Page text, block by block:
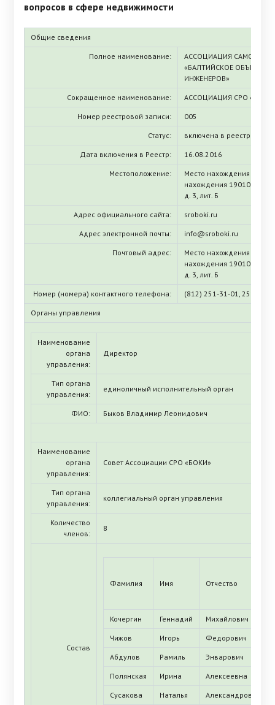
вопросов в сфере недвижимости
Общие сведения
Полное наименование:
АССОЦИАЦИЯ
«БАЛТИЙСКОЕ
ИНЖЕНЕРОВ»
Сокращенное наименование: АССОЦИАЦИЯ СРО
Номер реестровой записи: 005
Статус: включена в реестр
Дата включения в Реестр: 16.08.2016
Местоположение:
Место нахождения
нахождения 190103, г.
д. 3, лит. Б
Адрес официального сайта: sroboki.ru
Адрес электронной почты: info@sroboki.ru
Почтовый адрес:
Место нахождения
нахождения 190103, г.
д. 3, лит. Б
Номер (номера) контактного телефона: (812) 251-31-01, 251-10-
Органы управления
Наименование
органа
управления:
Директор
Тип органа
управления:
единоличный исполнительный орган
ФИО: Быков Владимир Леонидович
Наименование
органа
управления:
Совет Ассоциации СРО «БОКИ»
Тип органа
управления:
коллегиальный орган управления
Количество
членов:
8
Состав
Фамилия Имя Отчество
Кочергин Геннадий Михайлович
Чижов Игорь Федорович
Абдулов Рамиль Энварович
Полянская Ирина Алексеевна
Сусакова Наталья Александровна